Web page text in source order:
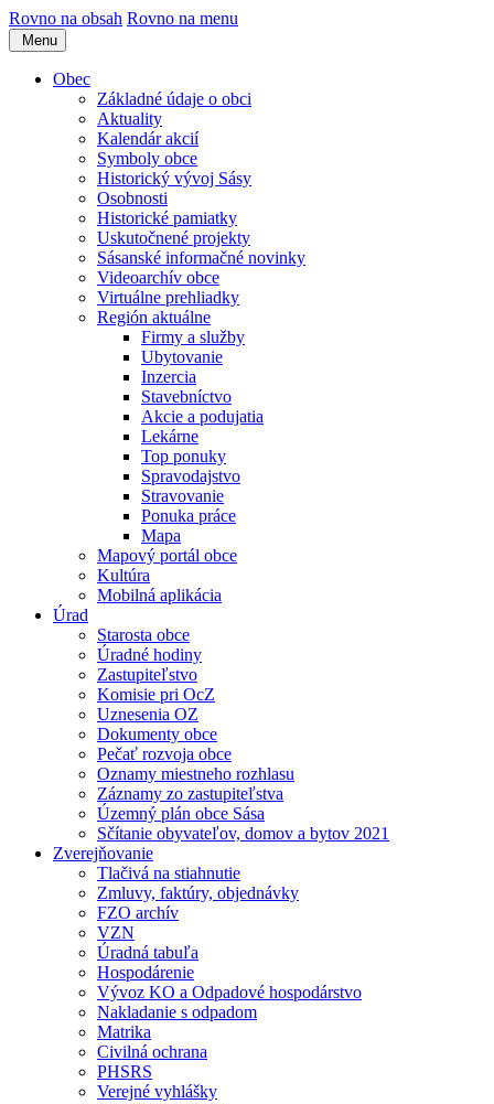
Rovno na obsah Rovno na menu
Menu
Obec
Základné údaje o obci
Aktuality
Kalendár akcií
Symboly obce
Historický vývoj Sásy
Osobnosti
Historické pamiatky
Uskutočnené projekty
Sásanské informačné novinky
Videoarchív obce
Virtuálne prehliadky
Región aktuálne
Firmy a služby
Ubytovanie
Inzercia
Stavebníctvo
Akcie a podujatia
Lekárne
Top ponuky
Spravodajstvo
Stravovanie
Ponuka práce
Mapa
Mapový portál obce
Kultúra
Mobilná aplikácia
Úrad
Starosta obce
Úradné hodiny
Zastupiteľstvo
Komisie pri OcZ
Uznesenia OZ
Dokumenty obce
Pečať rozvoja obce
Oznamy miestneho rozhlasu
Záznamy zo zastupiteľstva
Územný plán obce Sása
Sčítanie obyvateľov, domov a bytov 2021
Zverejňovanie
Tlačivá na stiahnutie
Zmluvy, faktúry, objednávky
FZO archív
VZN
Úradná tabuľa
Hospodárenie
Vývoz KO a Odpadové hospodárstvo
Nakladanie s odpadom
Matrika
Civilná ochrana
PHSRS
Verejné vyhlášky